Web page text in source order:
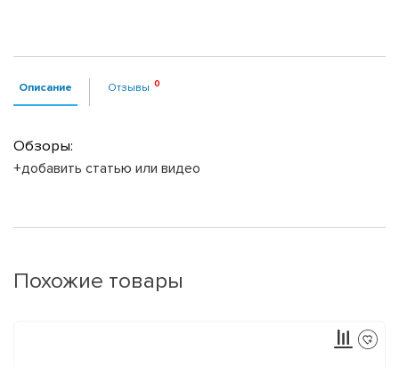
Описание Отзывы
Обзоры:
+добавить статью или видео
Похожие товары